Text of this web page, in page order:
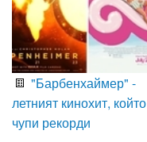
"Барбенхаймер" -
летният кинохит, който
чупи рекорди